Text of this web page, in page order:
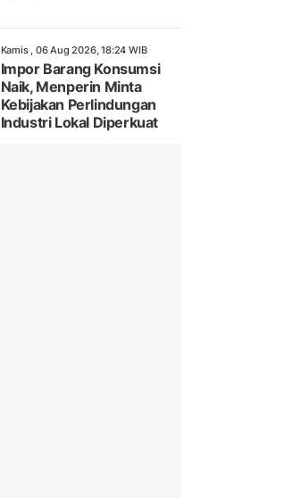
Kamis , 06 Aug 2026, 18:24 WIB
Impor Barang Konsumsi
Naik, Menperin Minta
Kebijakan Perlindungan
Industri Lokal Diperkuat